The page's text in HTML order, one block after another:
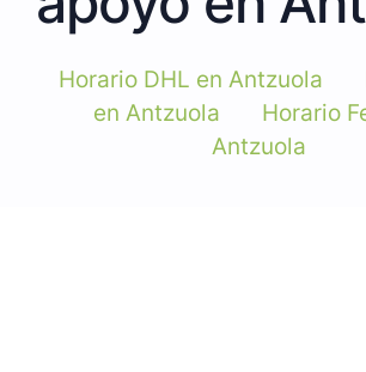
Horario DHL en Antzuola
en Antzuola
Horario
Antzuola